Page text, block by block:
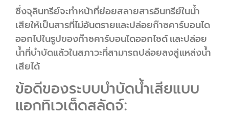
ซึ่งจุลินทรีย์จะทำหน้าที่ย่อยสลายสารอินทรีย์ในน้ำ
เสียให้เป็นสารที่ไม่อันตรายและปล่อยก๊าซคาร์บอนได
ออกไปในรูปของก๊าซคาร์บอนไดออกไซด์ และปล่อย
น้ำที่บำบัดแล้วในสภาวะที่สามารถปล่อยลงสู่แหล่งน้ำ
เสียได้
ข้อดีของระบบบำบัดน้ำเสียแบบ
แอกทิเวเต็ดสลัดจ์: